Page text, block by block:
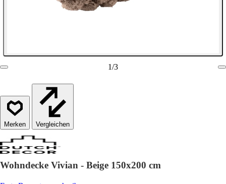
1/3
Vergleichen
Wohndecke Vivian - Beige 150x200 cm